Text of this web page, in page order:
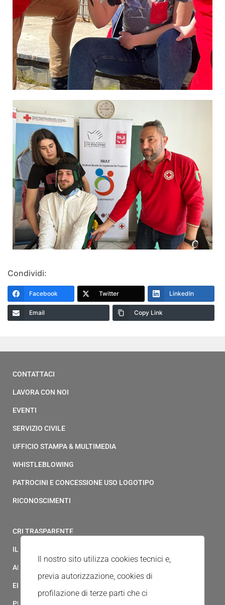
Condividi:
Facebook Twitter LinkedIn
Email Copy Link
CONTATTACI
LAVORA CON NOI
EVENTI
SERVIZIO CIVILE
UFFICIO STAMPA & MULTIMEDIA
WHISTLEBLOWING
PATROCINI E CONCESSIONE USO LOGOTIPO
RICONOSCIMENTI
CRI TRASPARENTE
IL MODELLO 231 DELLA CROCE ROSSA ITALIANA
ALBO FORNITORI
ELENCO AVVOCATI
Il nostro sito utilizza cookies tecnici e,
previa autorizzazione, cookies di
profilazione di terze parti che ci